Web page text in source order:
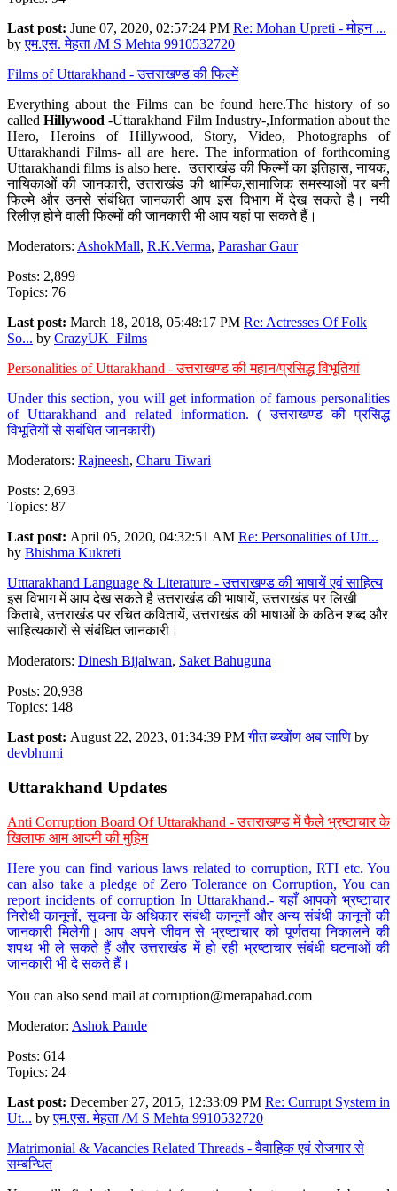
Last post: June 07, 2020, 02:57:24 PM Re: Mohan Upreti - मोहन ...
byएम.एस. मेहता /M S Mehta 9910532720
Films of Uttarakhand - उत्तराखण्ड की फिल्में
Everything about the Films can be found here.The history of so
calledHillywood-Uttarakhand Film Industry-,Information about the
Hero, Heroins of Hillywood, Story, Video, Photographs of
Uttarakhandi Films- all are here. The information of forthcoming
Uttarakhandi films is also here. उत्तराखंड की फिल्मों का इतिहास, नायक,
नायिकाओं की जानकारी, उत्तराखंड की धार्मिक,सामाजिक समस्याओं पर बनी
फिल्मे और उनसे संबंधित जानकारी आप इस विभाग में देख सकते है। नयी
रिलीज़ होने वाली फिल्मों की जानकारी भी आप यहां पा सकते हैं।
Moderators: AshokMall, R.K.Verma, Parashar Gaur
Posts: 2,899
Topics: 76
Last post: March 18, 2018, 05:48:17 PM Re: Actresses Of Folk
So... by CrazyUK_Films
Personalities of Uttarakhand - उत्तराखण्ड की महान/प्रसिद्ध विभूतियां
Under this section, you will get information of famous personalities
of Uttarakhand and related information. ( उत्तराखण्ड की प्रसिद्ध
विभूतियों से संबंधित जानकारी)
Moderators: Rajneesh, Charu Tiwari
Posts: 2,693
Topics: 87
Last post: April 05, 2020, 04:32:51 AM Re: Personalities of Utt...
by Bhishma Kukreti
Utttarakhand Language & Literature - उत्तराखण्ड की भाषायें एवं साहित्य
इस विभाग में आप देख सकते है उत्तराखंड की भाषायें, उत्तराखंड पर लिखी
किताबे, उत्तराखंड पर रचित कवितायें, उत्तराखंड की भाषाओं के कठिन शब्द और
साहित्यकारों से संबंधित जानकारी।
Moderators: Dinesh Bijalwan, Saket Bahuguna
Posts: 20,938
Topics: 148
Last post: August 22, 2023, 01:34:39 PMगीत ब्य्खोंण अब जाणि by
devbhumi
Uttarakhand Updates
Anti Corruption Board Of Uttarakhand - उत्तराखण्ड में फैले भ्रष्टाचार के
खिलाफ आम आदमी की मुहिम
Here you can find various laws related to corruption, RTI etc. You
can also take a pledge of Zero Tolerance on Corruption, You can
report incidents of corruption In Uttarakhand.- यहाँ आपको भ्रष्टाचार
निरोधी कानूनों, सूचना के अधिकार संबंधी कानूनों और अन्य संबंधी कानूनों की
जानकारी मिलेगी। आप अपने जीवन से भ्रष्टाचार को पूर्णतया निकालने की
शपथ भी ले सकते हैं और उत्तराखंड में हो रही भ्रष्टाचार संबंधी घटनाओं की
जानकारी भी दे सकते हैं।
You can also send mail at corruption@merapahad.com
Moderator: Ashok Pande
Posts: 614
Topics: 24
Last post: December 27, 2015, 12:33:09 PM Re: Currupt System in
Ut... byएम.एस. मेहता /M S Mehta 9910532720
Matrimonial & Vacancies Related Threads - वैवाहिक एवं रोजगार से
सम्बन्धित